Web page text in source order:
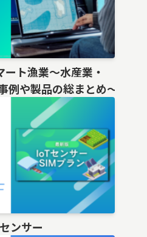
ート漁業〜水産業・
例や製品の総まとめ〜
ンサー